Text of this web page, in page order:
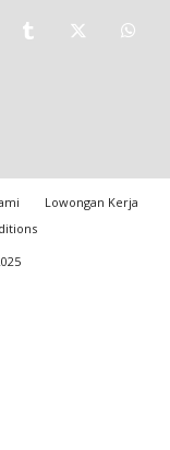
Lowongan Kerja